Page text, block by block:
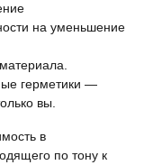
на уменьшение
герметики —
вы.
в
по тону к